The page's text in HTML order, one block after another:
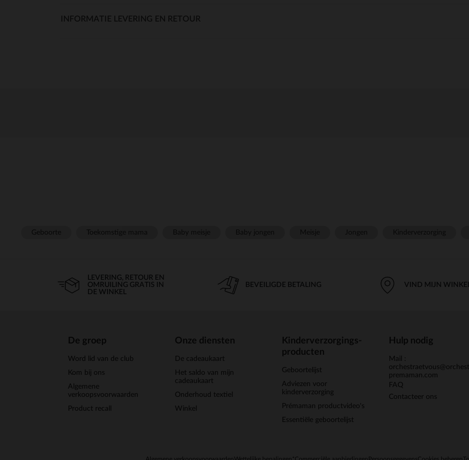
INFORMATIE LEVERING EN RETOUR
LEVERING, RETOUR EN
OMRUILING GRATIS IN
DE WINKEL
BEVEILIGDE BETALING VIND MIJN
De groep
Word lid van de club
Kom bij ons
Algemene
verkoopsvoorwaarden
Product recall
Onze diensten
De cadeaukaart
Het saldo van mijn
cadeaukaart
Onderhoud textiel
Winkel
Kinderverzorgings-
producten
Geboortelijst
Adviezen voor
kinderverzorging
Prémaman productvideo's
Essentiële geboortelijst
Hulp nodig
Mail :
premaman.com
FAQ
Contacteer ons